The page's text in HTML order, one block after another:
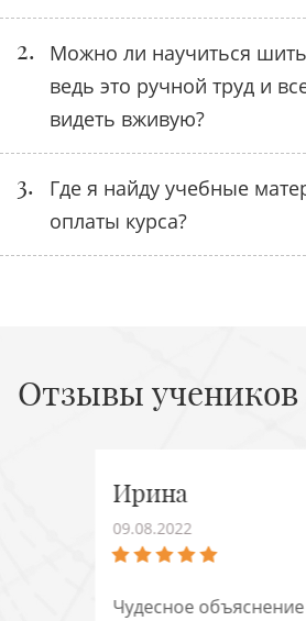
2.
Можно ли научиться
ведь это ручной труд и
видеть вживую?
3.
Где я найду учебные
оплаты курса?
Отзывы учеников
Ирина
09.08.2022
Чудесное объяснение